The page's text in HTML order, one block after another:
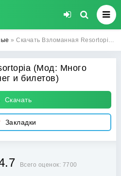
» Скачать Взломанная Resortopia (Много денег и билетов) на Андроид бесплатно
(Мод: Много
и билетов)
Скачать
Закладки
Всего оценок: 7700